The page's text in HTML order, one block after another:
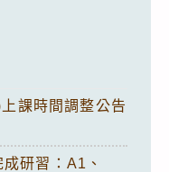
課時間調整公告
研習：A1、